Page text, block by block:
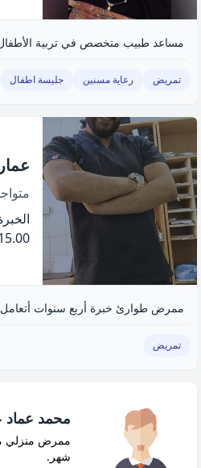
مساعد طبيب متخصص في تربية
تمريض رعاية مسنين جليسة اطفال
الخبرة: 4
15.00
ممرض طوارئ خبرة أربع سنوات أتعامل
تمريض
محمد
ممرض منزلي
شهر.